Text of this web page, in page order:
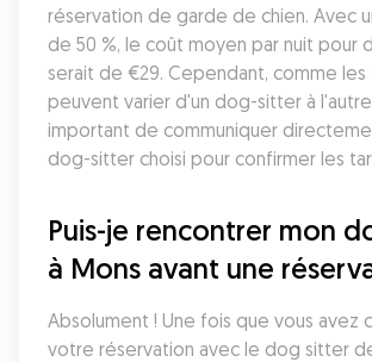
réservation de garde de chien. Avec
de 50 %, le coût moyen par nuit pour
serait de €29. Cependant, comme les
peuvent varier d'un dog-sitter à
important de communiquer
dog-sitter choisi pour confirmer les
Puis-je rencontrer mon
à Mons avant une
Absolument ! Une fois que vous avez
votre réservation avec le dog sitter